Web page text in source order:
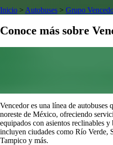
Inicio > Autobuses > Grupo
Conoce más sobre
Vencedor es una línea de autobuses
noreste de México, ofreciendo
equipados con asientos reclinables
incluyen ciudades como Río Verde,
Tampico y más.